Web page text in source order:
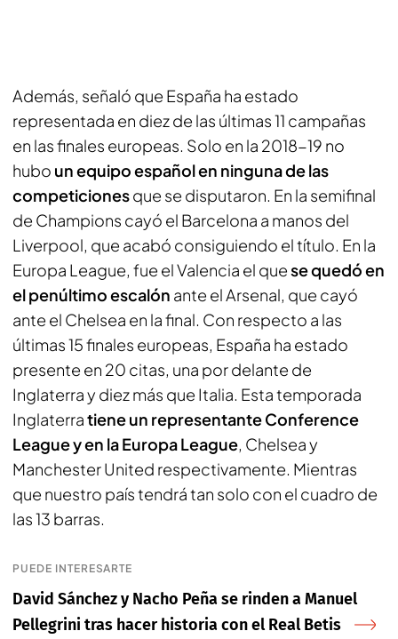
Además, señaló que España ha estado
representada en diez de las últimas 11 campañas
en las finales europeas. Solo en la 2018-19 no
hubo un equipo español en ninguna de las
competicionesque se disputaron. En la semifinal
de Champions cayó el Barcelona a manos del
Liverpool, que acabó consiguiendo el título. En la
Europa League, fue el Valencia el quese quedó en
el penúltimo escalón ante el Arsenal, que cayó
ante el Chelsea en la final. Con respecto a las
últimas 15 finales europeas, España ha estado
presente en 20 citas, una por delante de
Inglaterra y diez más que Italia. Esta temporada
Inglaterratiene un representante Conference
League y en la Europa League, Chelsea y
Manchester United respectivamente. Mientras
que nuestro país tendrá tan solo con el cuadro de
las 13 barras.
PUEDE INTERESARTE
David Sánchez y Nacho Peña se rinden a Manuel
Pellegrini tras hacer historia con el Real Betis